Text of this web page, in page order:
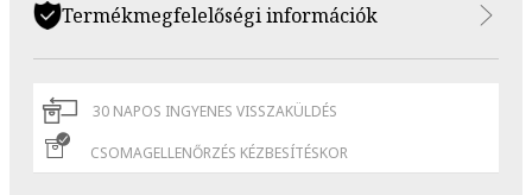
Termékmegfelelőségi információk
30 NAPOS INGYENES VISSZAKÜLDÉS
CSOMAGELLENŐRZÉS KÉZBESÍTÉSKOR